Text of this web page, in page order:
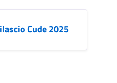
Cude 2025